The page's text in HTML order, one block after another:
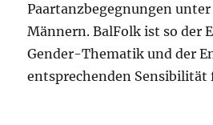
Paartanzbegegnungen
Männern. BalFolk ist so der
Gender-Thematik und der
entsprechenden Sensibilität